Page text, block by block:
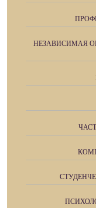
НЕЗАВИСИМАЯ